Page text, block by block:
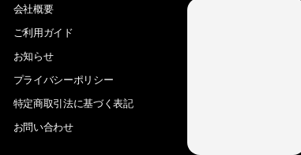
会社概要
ご利用ガイド
お知らせ
プライバシーポリシー
特定商取引法に基づく表記
お問い合わせ